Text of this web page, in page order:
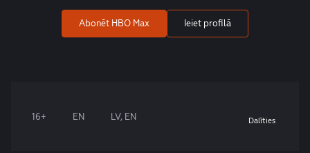
Abonēt HBO Max Ieiet profilā
16+ EN LV, EN Dalīties